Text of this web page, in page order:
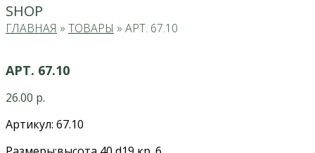
SHOP
ГЛАВНАЯ » ТОВАРЫ » АРТ. 67.10
АРТ. 67.10
26.00 р.
Артикул: 67.10